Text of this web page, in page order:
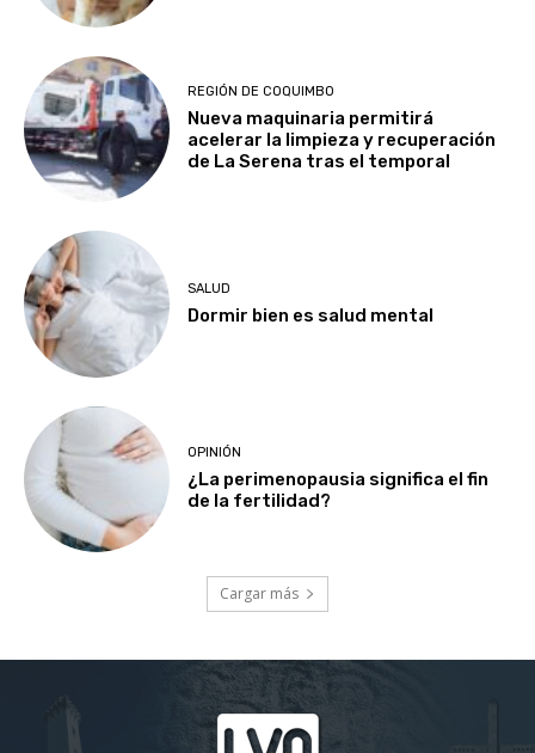
REGIÓN DE COQUIMBO
Nueva maquinaria permitirá
acelerar la limpieza y recuperación
de La Serena tras el temporal
SALUD
Dormir bien es salud mental
OPINIÓN
¿La perimenopausia significa el fin
de la fertilidad?
Cargar más